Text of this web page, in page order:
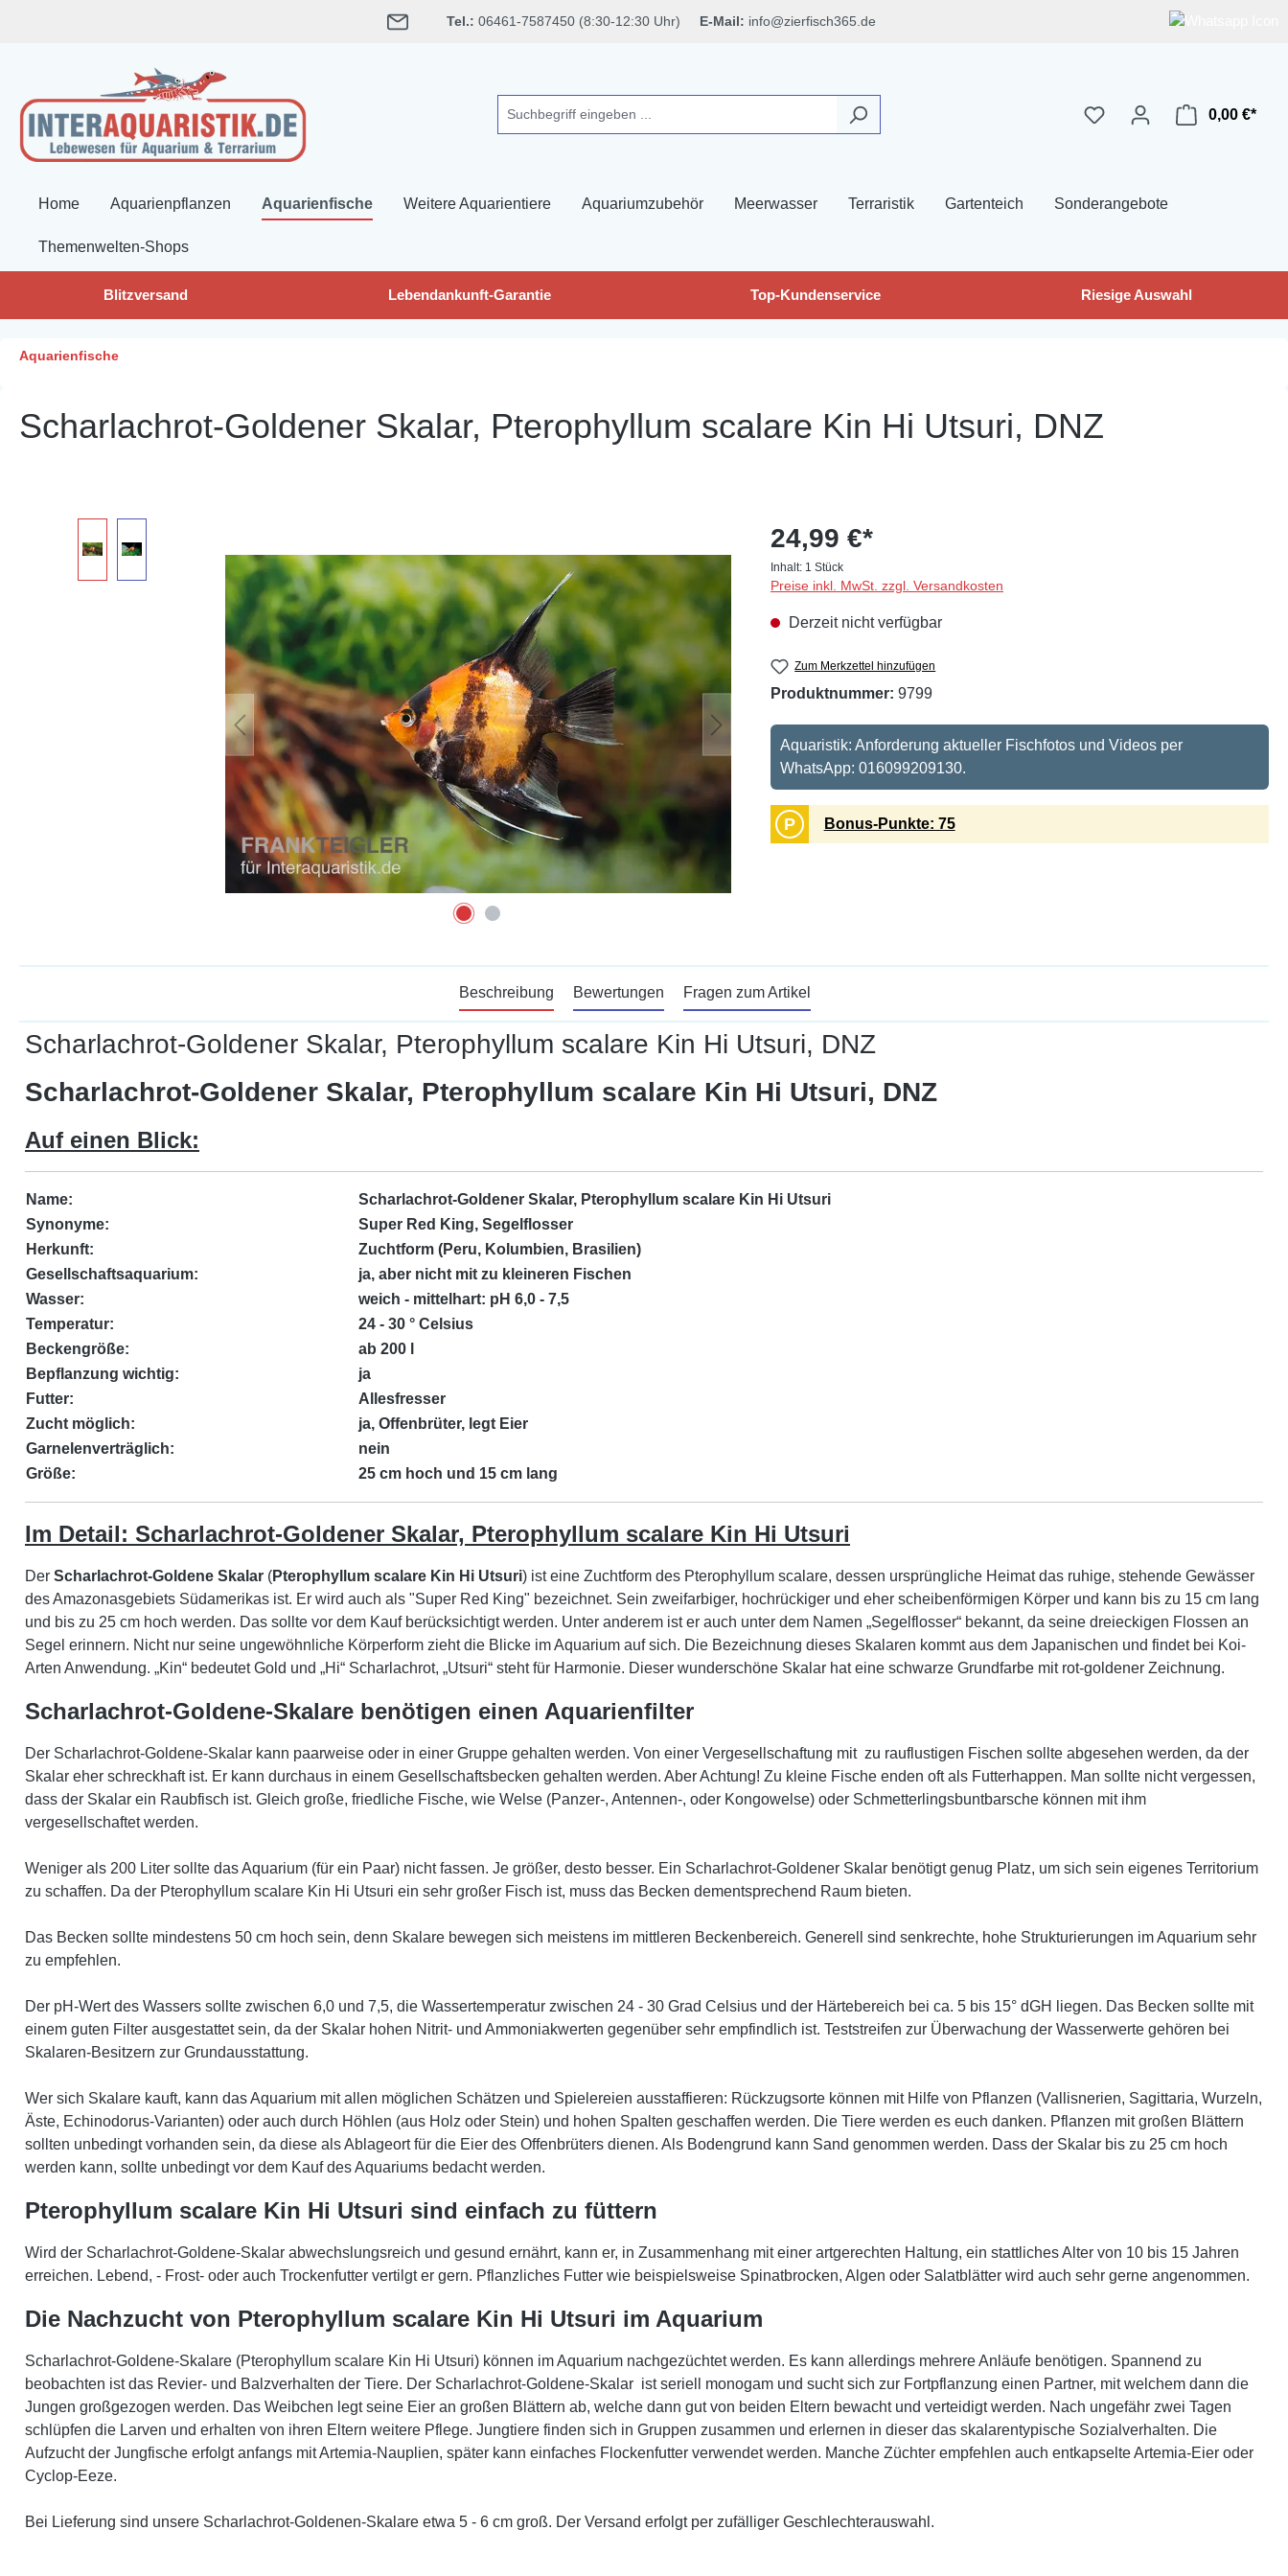
Tel.: 06461-7587450 (8:30-12:30 Uhr) E-Mail: info@zierfisch365.de
0,00 €*
Home Aquarienpflanzen Aquarienfische Weitere Aquarientiere Aquariumzubehör Meerwasser Terraristik Gartenteich Sonderangebote
Themenwelten-Shops
Blitzversand Lebendankunft-Garantie Top-Kundenservice Riesige Auswahl
Aquarienfische
Scharlachrot-Goldener Skalar, Pterophyllum scalare Kin Hi Utsuri, DNZ
24,99 €*
Inhalt: 1 Stück
Preise inkl. MwSt. zzgl. Versandkosten
Derzeit nicht verfügbar
Zum Merkzettel hinzufügen
Produktnummer: 9799
Aquaristik: Anforderung aktueller Fischfotos und Videos per
WhatsApp: 016099209130.
P Bonus-Punkte: 75
Beschreibung Bewertungen Fragen zum Artikel
Scharlachrot-Goldener Skalar, Pterophyllum scalare Kin Hi Utsuri, DNZ
Scharlachrot-Goldener Skalar, Pterophyllum scalare Kin Hi Utsuri, DNZ
Auf einen Blick:
Name:
Scharlachrot-Goldener Skalar, Pterophyllum scalare Kin Hi Utsuri
Synonyme:
Super Red King, Segelflosser
Herkunft:
Zuchtform (Peru, Kolumbien, Brasilien)
Gesellschaftsaquarium:
ja, aber nicht mit zu kleineren Fischen
Wasser:
weich - mittelhart: pH 6,0 - 7,5
Temperatur:
24 - 30 ° Celsius
Beckengröße:
ab 200 l
Bepflanzung wichtig:
ja
Futter:
Allesfresser
Zucht möglich:
ja, Offenbrüter, legt Eier
Garnelenverträglich:
nein
Größe:
25 cm hoch und 15 cm lang
Im Detail: Scharlachrot-Goldener Skalar, Pterophyllum scalare Kin Hi Utsuri
Der Scharlachrot-Goldene Skalar (Pterophyllum scalare Kin Hi Utsuri) ist eine Zuchtform des Pterophyllum scalare, dessen ursprüngliche Heimat das ruhige, stehende Gewässer
des Amazonasgebiets Südamerikas ist. Er wird auch als "Super Red King" bezeichnet. Sein zweifarbiger, hochrückiger und eher scheibenförmigen Körper und kann bis zu 15 cm lang
und bis zu 25 cm hoch werden. Das sollte vor dem Kauf berücksichtigt werden. Unter anderem ist er auch unter dem Namen „Segelflosser“ bekannt, da seine dreieckigen Flossen an
Segel erinnern. Nicht nur seine ungewöhnliche Körperform zieht die Blicke im Aquarium auf sich. Die Bezeichnung dieses Skalaren kommt aus dem Japanischen und findet bei Koi-
Arten Anwendung. „Kin“ bedeutet Gold und „Hi“ Scharlachrot, „Utsuri“ steht für Harmonie. Dieser wunderschöne Skalar hat eine schwarze Grundfarbe mit rot-goldener Zeichnung.
Scharlachrot-Goldene-Skalare benötigen einen Aquarienfilter
Der Scharlachrot-Goldene-Skalar kann paarweise oder in einer Gruppe gehalten werden. Von einer Vergesellschaftung mit zu rauflustigen Fischen sollte abgesehen werden, da der
Skalar eher schreckhaft ist. Er kann durchaus in einem Gesellschaftsbecken gehalten werden. Aber Achtung! Zu kleine Fische enden oft als Futterhappen. Man sollte nicht vergessen,
dass der Skalar ein Raubfisch ist. Gleich große, friedliche Fische, wie Welse (Panzer-, Antennen-, oder Kongowelse) oder Schmetterlingsbuntbarsche können mit ihm
vergesellschaftet werden.
Weniger als 200 Liter sollte das Aquarium (für ein Paar) nicht fassen. Je größer, desto besser. Ein Scharlachrot-Goldener Skalar benötigt genug Platz, um sich sein eigenes Territorium
zu schaffen. Da der Pterophyllum scalare Kin Hi Utsuri ein sehr großer Fisch ist, muss das Becken dementsprechend Raum bieten.
Das Becken sollte mindestens 50 cm hoch sein, denn Skalare bewegen sich meistens im mittleren Beckenbereich. Generell sind senkrechte, hohe Strukturierungen im Aquarium sehr
zu empfehlen.
Der pH-Wert des Wassers sollte zwischen 6,0 und 7,5, die Wassertemperatur zwischen 24 - 30 Grad Celsius und der Härtebereich bei ca. 5 bis 15° dGH liegen. Das Becken sollte mit
einem guten Filter ausgestattet sein, da der Skalar hohen Nitrit- und Ammoniakwerten gegenüber sehr empfindlich ist. Teststreifen zur Überwachung der Wasserwerte gehören bei
Skalaren-Besitzern zur Grundausstattung.
Wer sich Skalare kauft, kann das Aquarium mit allen möglichen Schätzen und Spielereien ausstaffieren: Rückzugsorte können mit Hilfe von Pflanzen (Vallisnerien, Sagittaria, Wurzeln,
Äste, Echinodorus-Varianten) oder auch durch Höhlen (aus Holz oder Stein) und hohen Spalten geschaffen werden. Die Tiere werden es euch danken. Pflanzen mit großen Blättern
sollten unbedingt vorhanden sein, da diese als Ablageort für die Eier des Offenbrüters dienen. Als Bodengrund kann Sand genommen werden. Dass der Skalar bis zu 25 cm hoch
werden kann, sollte unbedingt vor dem Kauf des Aquariums bedacht werden.
Pterophyllum scalare Kin Hi Utsuri sind einfach zu füttern
Wird der Scharlachrot-Goldene-Skalar abwechslungsreich und gesund ernährt, kann er, in Zusammenhang mit einer artgerechten Haltung, ein stattliches Alter von 10 bis 15 Jahren
erreichen. Lebend, - Frost- oder auch Trockenfutter vertilgt er gern. Pflanzliches Futter wie beispielsweise Spinatbrocken, Algen oder Salatblätter wird auch sehr gerne angenommen.
Die Nachzucht von Pterophyllum scalare Kin Hi Utsuri im Aquarium
Scharlachrot-Goldene-Skalare (Pterophyllum scalare Kin Hi Utsuri) können im Aquarium nachgezüchtet werden. Es kann allerdings mehrere Anläufe benötigen. Spannend zu
beobachten ist das Revier- und Balzverhalten der Tiere. Der Scharlachrot-Goldene-Skalar ist seriell monogam und sucht sich zur Fortpflanzung einen Partner, mit welchem dann die
Jungen großgezogen werden. Das Weibchen legt seine Eier an großen Blättern ab, welche dann gut von beiden Eltern bewacht und verteidigt werden. Nach ungefähr zwei Tagen
schlüpfen die Larven und erhalten von ihren Eltern weitere Pflege. Jungtiere finden sich in Gruppen zusammen und erlernen in dieser das skalarentypische Sozialverhalten. Die
Aufzucht der Jungfische erfolgt anfangs mit Artemia-Nauplien, später kann einfaches Flockenfutter verwendet werden. Manche Züchter empfehlen auch entkapselte Artemia-Eier oder
Cyclop-Eeze.
Bei Lieferung sind unsere Scharlachrot-Goldenen-Skalare etwa 5 - 6 cm groß. Der Versand erfolgt per zufälliger Geschlechterauswahl.